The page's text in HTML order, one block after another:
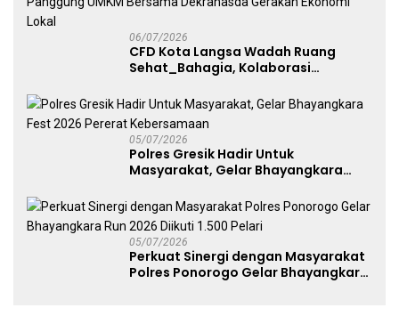
06/07/2026
CFD Kota Langsa Wadah Ruang
Sehat_Bahagia, Kolaborasi
Dekranasda Gerakan Ekonomi Lokal
05/07/2026
Polres Gresik Hadir Untuk
Masyarakat, Gelar Bhayangkara
05/07/2026
Perkuat Sinergi dengan Masyarakat
Polres Ponorogo Gelar Bhayangkara